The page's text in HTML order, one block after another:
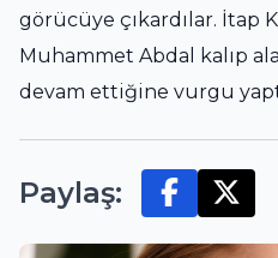
görücüye çıkardılar. İtap
Muhammet Abdal kalıp
devam ettiğine vurgu
Paylaş: